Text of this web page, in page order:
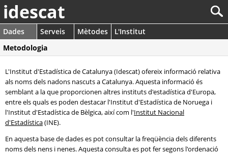
idescat
Dades Serveis Mètodes
L'Institut
Metodologia
L'Institut d'Estadística de Catalunya (Idescat) ofereix informació relativa
als noms dels nadons nascuts a Catalunya. Aquesta informació és
semblant a la que proporcionen altres instituts d'estadística d'Europa,
entre els quals es poden destacar l'Institut d'Estadística de Noruega i
l'Institut d'Estadística de Bèlgica, així com l'Institut Nacional
d'Estadística(INE).
En aquesta base de dades es pot consultar la freqüència dels diferents
noms dels nens i nenes. Aquesta consulta es pot fer segons l'ordenació